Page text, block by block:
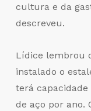
cultura e da
descreveu.
Lídice lembrou
instalado o
terá
de aço por ano.